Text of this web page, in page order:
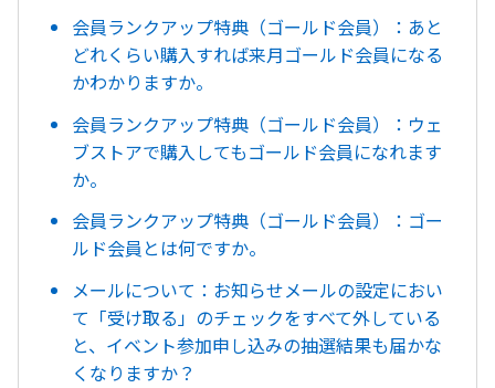
会員ランクアップ特典（ゴールド会員）：あと
どれくらい購入すれば来月ゴールド会員になる
かわかりますか。
会員ランクアップ特典（ゴールド会員）：ウェ
ブストアで購入してもゴールド会員になれます
か。
会員ランクアップ特典（ゴールド会員）：ゴー
ルド会員とは何ですか。
メールについて：お知らせメールの設定におい
て「受け取る」のチェックをすべて外している
と、イベント参加申し込みの抽選結果も届かな
くなりますか？